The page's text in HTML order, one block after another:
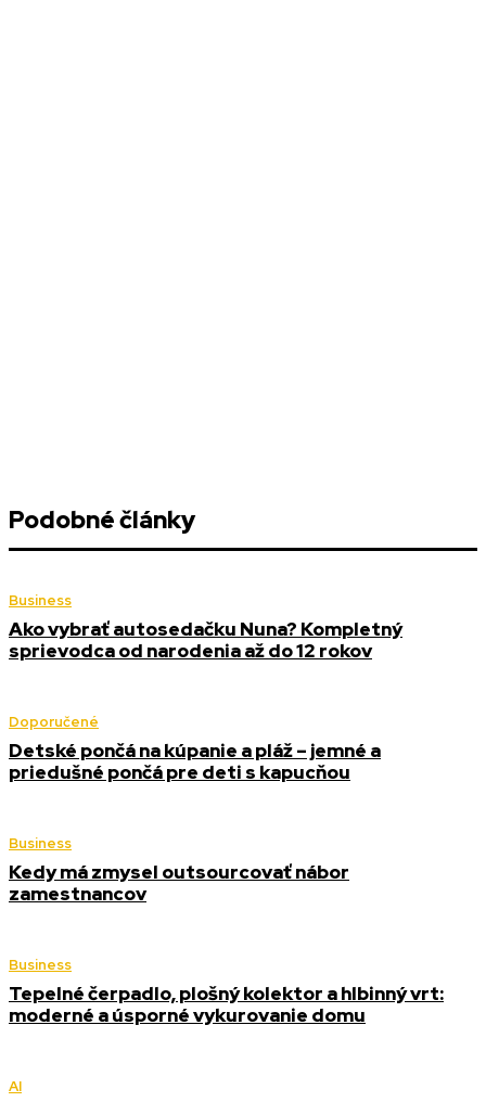
Podobné články
Business
Ako vybrať autosedačku Nuna? Kompletný
sprievodca od narodenia až do 12 rokov
Doporučené
Detské pončá na kúpanie a pláž – jemné a
priedušné pončá pre deti s kapucňou
Business
Kedy má zmysel outsourcovať nábor
zamestnancov
Business
Tepelné čerpadlo, plošný kolektor a hlbinný vrt:
moderné a úsporné vykurovanie domu
AI